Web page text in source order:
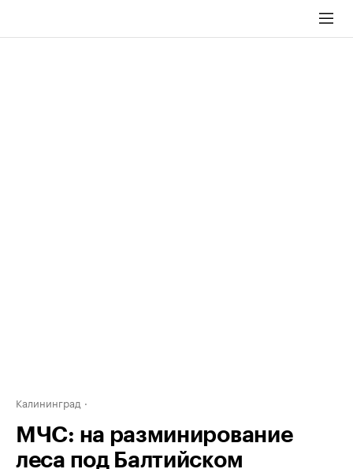
Калининград
МЧС: на разминирование
леса под Балтийском